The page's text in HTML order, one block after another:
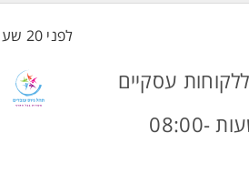
לפני 20 שעות
עסקיים
- 70% עבודה דיגיטלית שעות 08:00-